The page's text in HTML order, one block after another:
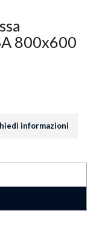
800x600
informazioni